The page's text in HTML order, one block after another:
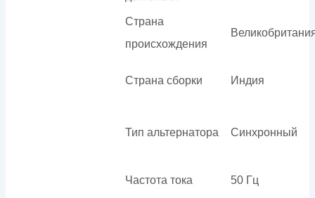
Страна
происхождения
Страна сборки Индия
Тип альтернатора Синхронный
Частота тока 50 Гц